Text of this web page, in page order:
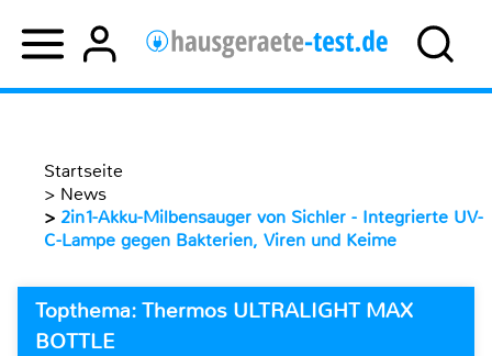
Startseite
> News
> 2in1-Akku-Milbensauger von Sichler - Integrierte UV-
C-Lampe gegen Bakterien, Viren und Keime
Topthema: Thermos ULTRALIGHT MAX
BOTTLE